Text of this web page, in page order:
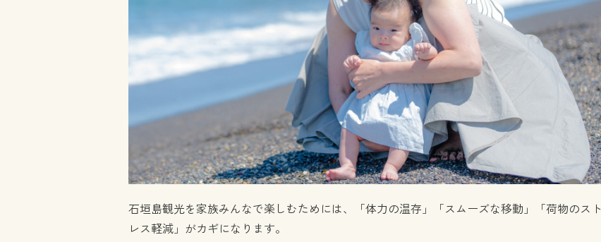
石垣島観光を家族みんなで楽しむためには、「体力の温存」「スムーズな移動」「荷物のスト
レス軽減」がカギになります。